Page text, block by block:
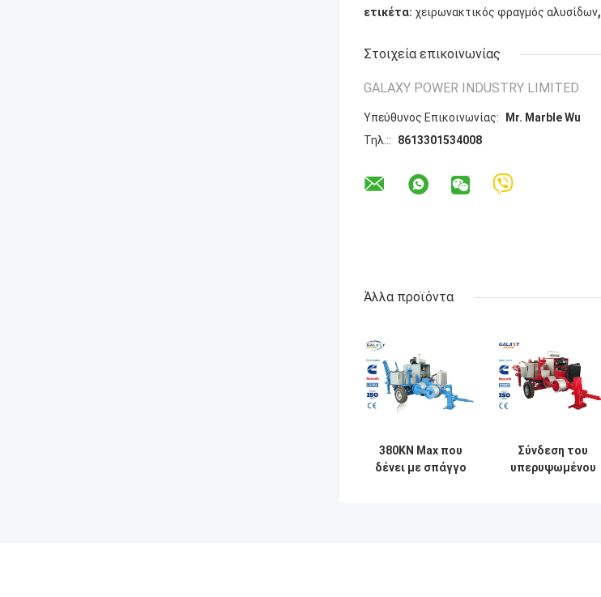
ετικέτα: χειρωνακτικός φραγμός αλυσίδων,
Στοιχεία επικοινωνίας
GALAXY POWER INDUSTRY LIMITED
Υπεύθυνος Επικοινωνίας:
Mr. Marble Wu
Τηλ.::
8613301534008
Άλλα προϊόντα
380KN Max που
δένει με σπάγγο
Σύνδεση του
υπερυψωμένου